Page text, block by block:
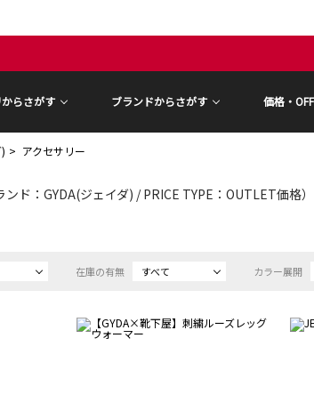
らさがす ブランドからさがす 価格・
アクセサリー
ンド：GYDA(ジェイダ) / PRICE TYPE：OUTLET価格）
在庫の有無 すべて カラー展開